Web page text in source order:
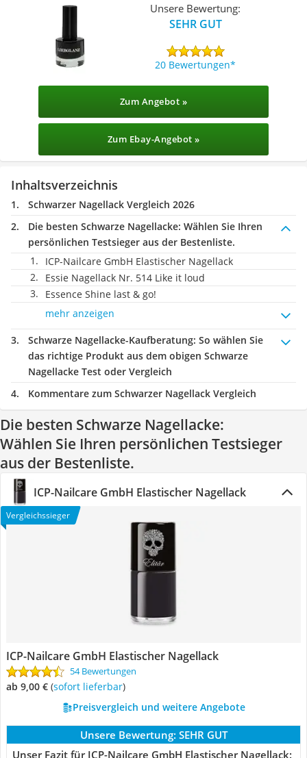
Unsere Bewertung:
SEHR GUT
20 Bewertungen
Zum Angebot »
Zum Ebay-Angebot »
Inhaltsverzeichnis
Schwarzer Nagellack Vergleich 2026
Die besten Schwarze Nagellacke: Wählen Sie Ihren
persönlichen Testsieger aus der Bestenliste.
ICP-Nailcare GmbH Elastischer Nagellack
Essie Nagellack Nr. 514 Like it loud
Essence Shine last & go!
mehr anzeigen
Schwarze Nagellacke-Kaufberatung: So wählen Sie
das richtige Produkt aus dem obigen Schwarze
Nagellacke Test oder Vergleich
Kommentare zum Schwarzer Nagellack Vergleich
Die besten Schwarze Nagellacke:
Wählen Sie Ihren persönlichen Testsieger
aus der Bestenliste.
ICP-Nailcare GmbH Elastischer Nagellack
Vergleichssieger
ICP-Nailcare GmbH Elastischer Nagellack
54 Bewertungen
ab 9,00 € ( Sofort lieferbar)
Preisvergleich und weitere Angebote
Unsere Bewertung: SEHR GUT
Unser Fazit für ICP-Nailcare GmbH Elastischer Nagellack: